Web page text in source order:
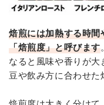
焙煎には加熱する時
「焙煎度」と呼びます
なると風味や香りが
豆や飲み方に合わせた